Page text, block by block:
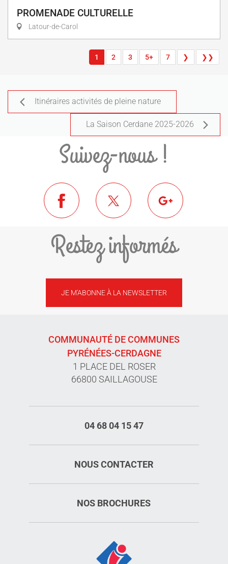
PROMENADE CULTURELLE
Latour-de-Carol
1 2 3 5+ 7 ❯ ❯❯
Itinéraires activités de pleine nature
La Saison Cerdane 2025-2026
Suivez-nous !
Restez informés
JE M'ABONNE À LA NEWSLETTER
COMMUNAUTÉ DE COMMUNES
PYRÉNÉES-CERDAGNE
1 PLACE DEL ROSER
66800 SAILLAGOUSE
04 68 04 15 47
NOUS CONTACTER
NOS BROCHURES